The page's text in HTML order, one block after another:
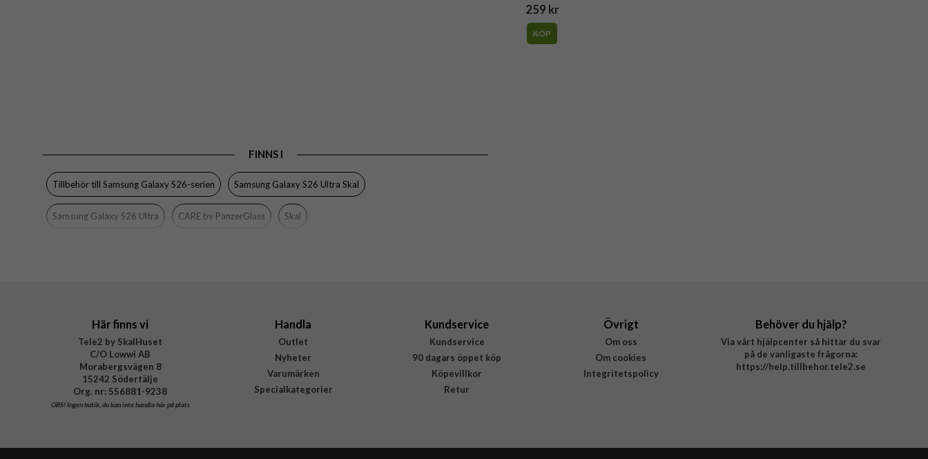
259 kr
KÖP
FINNS I
Tillbehör till Samsung Galaxy S26-serien Samsung Galaxy S26 Ultra Skal
Samsung Galaxy S26 Ultra CARE by PanzerGlass Skal
Här finns vi
Tele2 by SkalHuset
C/O Lowwi AB
Morabergsvägen 8
15242 Södertälje
Org. nr: 556881-9238
OBS!Ingen butik, du kan inte handla här på plats
Handla
Outlet
Nyheter
Varumärken
Specialkategorier
Kundservice
Kundservice
90 dagars öppet köp
Köpevillkor
Retur
Övrigt
Om oss
Om cookies
Integritetspolicy
Behöver du hjälp?
Via vårt hjälpcenter så hittar du svar
på de vanligaste frågorna:
https://help.tillbehor.tele2.se